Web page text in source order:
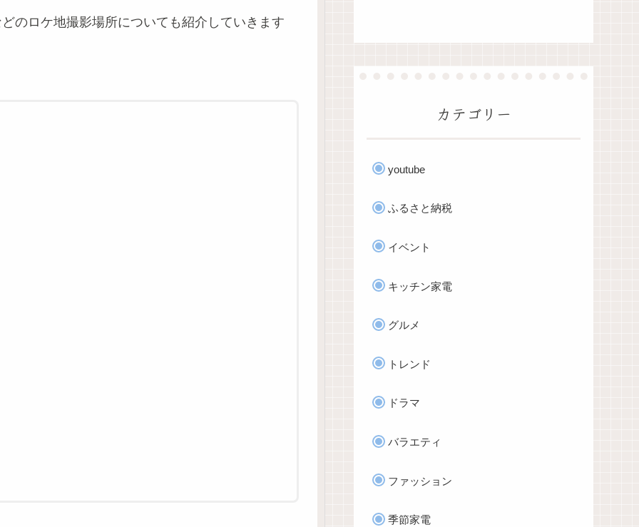
のロケ地撮影場所についても紹介していきます
カテゴリー
youtube
ふるさと納税
イベント
キッチン家電
グルメ
トレンド
ドラマ
バラエティ
ファッション
季節家電